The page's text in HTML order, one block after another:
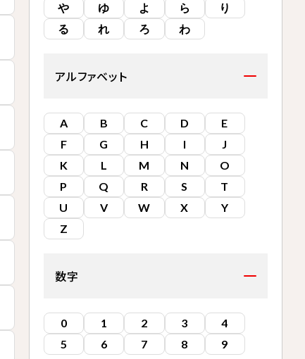
や
ゆ よ ら
り
る
れ ろ わ
アルファベット
A B C D
E
F
G H I
J
K
L M N
O
P
Q R S
T
U
V W X
Y
Z
数字
0 1 2 3
4
5
6 7 8 9